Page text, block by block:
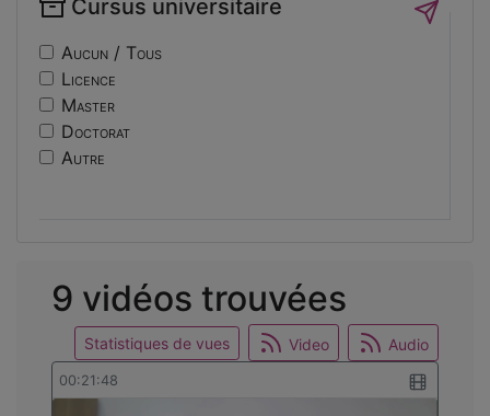
9 vidéos trouvées
Statistiques de vues Video Audio
00:21:48
Sécurité
Sociologie
if14
ri
usinage
edc
engineering
ev14
osticket
Cursus universitaire
Aucun / Tous
Licence
Master
Doctorat
Autre